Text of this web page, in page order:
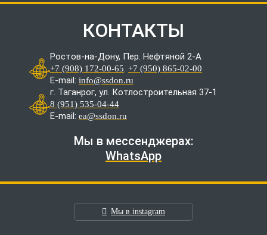
КОНТАКТЫ
Ростов-на-Дону, Пер. Нефтяной 2-А
+7 (908) 172-00-65. +7 (950) 865-02-00
E-mail: info@ssdon.ru
г. Таганрог, ул. Котлостроительная 37-1
8 (951) 535-04-44
E-mail: ea@ssdon.ru
Мы в мессенджерах:
WhatsApp
Мы в instagram